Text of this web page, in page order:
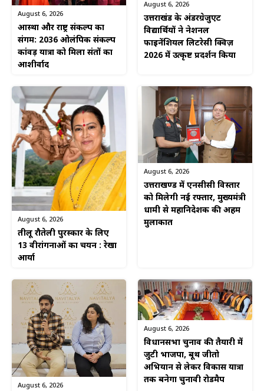
August 6, 2026
आस्था और राष्ट्र संकल्प का
संगम: 2036 ओलंपिक संकल्प
कांवड़ यात्रा को मिला संतों का
आशीर्वाद
August 6, 2026
उत्तराखंड के अंडरग्रेजुएट
विद्यार्थियों ने नेशनल
फाइनेंशियल लिटरेसी क्विज़
2026 में उत्कृष्ट प्रदर्शन किया
August 6, 2026
तीलू रौतेली पुरस्कार के लिए
13 वीरांगनाओं का चयन : रेखा
आर्या
August 6, 2026
उत्तराखण्ड में एनसीसी विस्तार
को मिलेगी नई रफ्तार, मुख्यमंत्री
धामी से महानिदेशक की अहम
मुलाकात
August 6, 2026
August 6, 2026
विधानसभा चुनाव की तैयारी में
जुटी भाजपा, बूथ जीतो
अभियान से लेकर विकास यात्रा
तक बनेगा चुनावी रोडमैप